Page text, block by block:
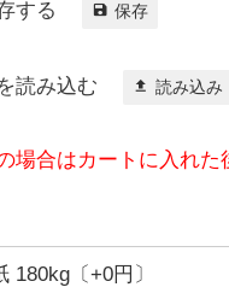
存する 保存
読み込む 読み込み
場合はカートに入れ